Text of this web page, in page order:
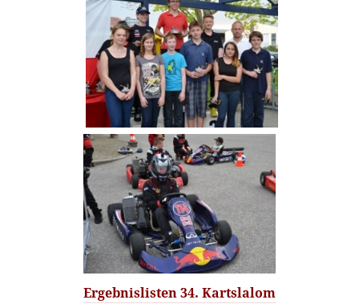
Ergebnislisten 34. Kartslalom